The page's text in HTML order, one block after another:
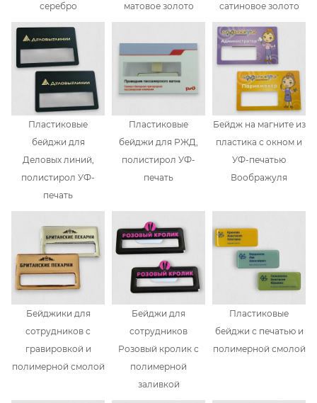
серебро матовое золото сатиновое золото
Пластиковые
бейджи для
Деловых линий,
полистирол УФ-
печать
Пластиковые
бейджи для РЖД,
полистирол УФ-
печать
Бейдж на магните из
пластика с окном и
УФ-печатью
Воображуля
Бейджики для
сотрудников с
гравировкой и
полимерной смолой
Бейджи для
сотрудников
Розовый кролик с
полимерной
заливкой
Пластиковые
бейджи с печатью и
полимерной смолой